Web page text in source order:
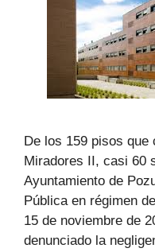
De los 159 pisos que
Miradores II, casi 60
Ayuntamiento de
Pública en régimen
15 de noviembre de
denunciado la